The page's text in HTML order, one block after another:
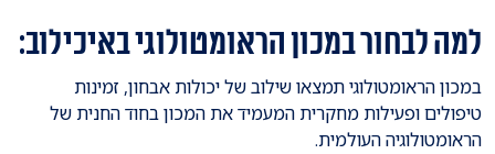
למה לבחור במכון הראומטולוגי באיכילוב:
במכון הראומטולוגי תמצאו שילוב של יכולות אבחון, זמינות
טיפולים ופעילות מחקרית המעמיד את המכון בחוד החנית של
הראומטולוגיה העולמית.